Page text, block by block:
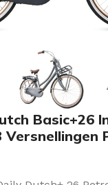
Basic+26
Versnellingen